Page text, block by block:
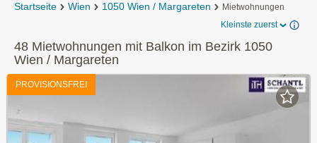
Startseite Wien 1050 Wien / Margareten
Mietwohnungen
Kleinste zuerst
48 Mietwohnungen mit Balkon im Bezirk 1050
Wien / Margareten
PROVISIONSFREI